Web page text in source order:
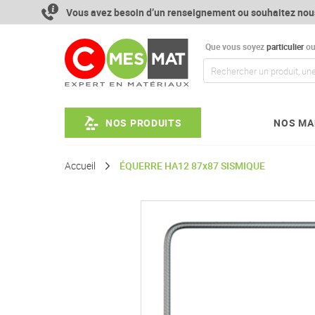
contenu
Vous avez besoin d’un renseignement ou souhaitez
Que vous soyezparticulierou
NOS PRODUITS NOS
Accueil ÉQUERRE HA12 87x87 SISMIQUE